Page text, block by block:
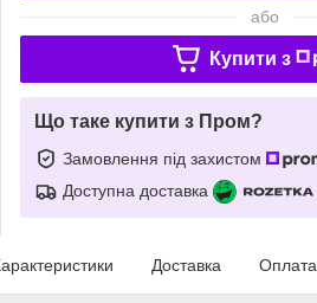
або
Купити з
Що таке купити з Пром?
Замовлення під захистом
Доступна доставка
Доставка Оплата